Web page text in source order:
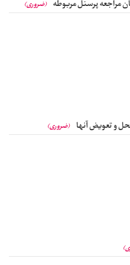
مراجعه پرسنل مربوطه (ضروری)
و تعویض آنها (ضروری)